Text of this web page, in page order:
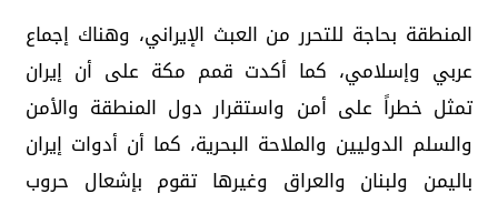
المنطقة بحاجة للتحرر من العبث الإيراني، وهناك إجماع
عربي وإسلامي، كما أكدت قمم مكة على أن إيران
تمثل خطراً على أمن واستقرار دول المنطقة والأمن
والسلم الدوليين والملاحة البحرية، كما أن أدوات إيران
باليمن ولبنان والعراق وغيرها تقوم بإشعال حروب